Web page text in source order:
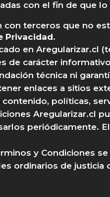
con el fin de que
terceros que no
Privacidad.
en Aregularizar.cl
de carácter
técnica ni
enlaces a sitios
políticas,
Aregularizar.cl
periódicamente.
y Condiciones
ordinarios de justicia